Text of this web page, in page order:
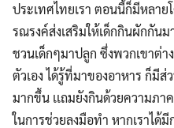
ประเทศไทยเรา ตอนนี้ก็มีหลาย
รณรงค์ส่งเสริมให้เด็กกินผักกัน
ชวนเด็กๆมาปลูก ซึ่งพวกเขาต่
ตัวเอง ได้รู้ที่มาของอาหาร ก็มี
มากขึ้น เเถมยังกินด้วยความภา
ในการช่วยลงมือทำ หากเราไ